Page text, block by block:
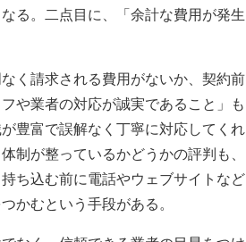
る。二点目に、「余計な費用が発生
く請求される費用がないか、契約前
や業者の対応が誠実であること」も
豊富で誤解なく丁寧に対応してくれ
制が整っているかどうかの評判も、
ち込む前に電話やウェブサイトなど
かむという手段がある。